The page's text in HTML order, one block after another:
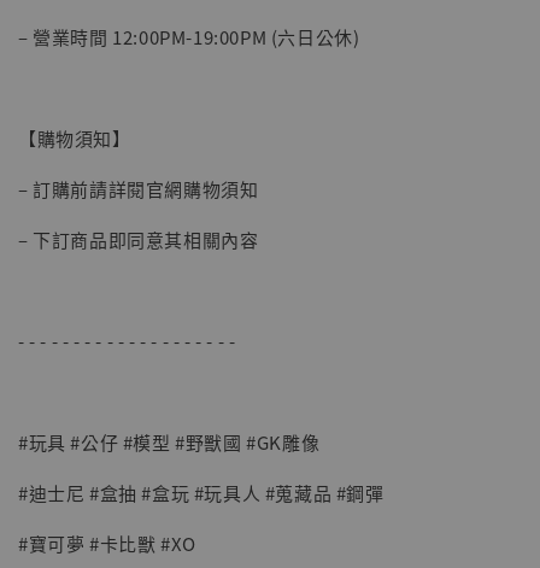
– 營業時間 12:00PM-19:00PM (六日公休)
【購物須知】
– 訂購前請詳閱官網購物須知
– 下訂商品即同意其相關內容
- - - - - - - - - - - - - - - - - - - -
#玩具 #公仔 #模型 #野獸國 #GK雕像
#迪士尼 #盒抽 #盒玩 #玩具人 #蒐藏品 #鋼彈
#寶可夢 #卡比獸 #XO